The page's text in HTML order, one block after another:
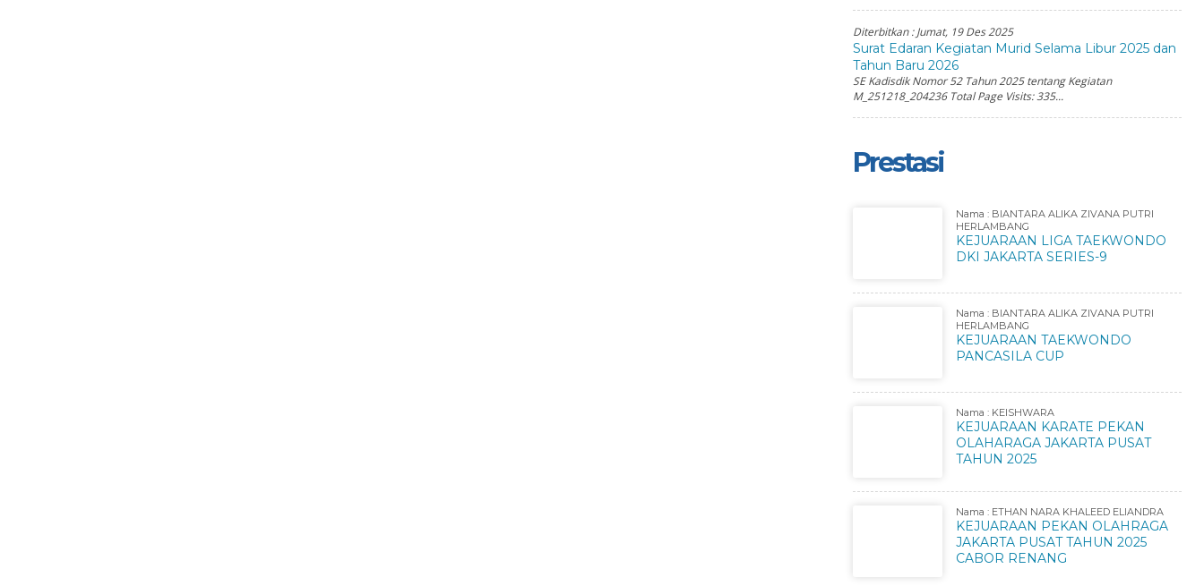
Diterbitkan :Jumat, 19 Des 2025
Surat Edaran Kegiatan Murid Selama Libur 2025 dan
Tahun Baru 2026
SE Kadisdik Nomor 52 Tahun 2025 tentang Kegiatan
M_251218_204236 Total Page Visits: 335...
Prestasi
Nama : BIANTARA ALIKA ZIVANA PUTRI
HERLAMBANG
KEJUARAAN LIGA TAEKWONDO
DKI JAKARTA SERIES-9
Nama : BIANTARA ALIKA ZIVANA PUTRI
HERLAMBANG
KEJUARAAN TAEKWONDO
PANCASILA CUP
Nama : KEISHWARA
KEJUARAAN KARATE PEKAN
OLAHARAGA JAKARTA PUSAT
TAHUN 2025
Nama : ETHAN NARA KHALEED ELIANDRA
KEJUARAAN PEKAN OLAHRAGA
JAKARTA PUSAT TAHUN 2025
CABOR RENANG